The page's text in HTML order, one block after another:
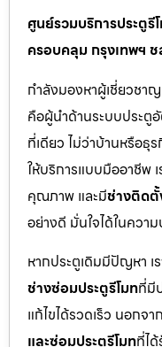
ศูนย์รวมบริการประตู
ครอบคลุม กรุงเทพฯ ช
กำลังมองหาผู้เชี่ยวชา
คือผู้นำด้านระบบประ
ที่เดียว ไม่ว่าบ้านหรือธุ
ให้บริการแบบมืออาชีพ เ
คุณภาพ และมีช่างติดตั้
อย่างดี มั่นใจได้ในควา
หากประตูเดิมมีปัญหา เ
ช่างซ่อมประตูรีโมทที่มี
แก้ไขได้รวดเร็ว นอกจ
และซ่อมประตูรีโมทที่ไ